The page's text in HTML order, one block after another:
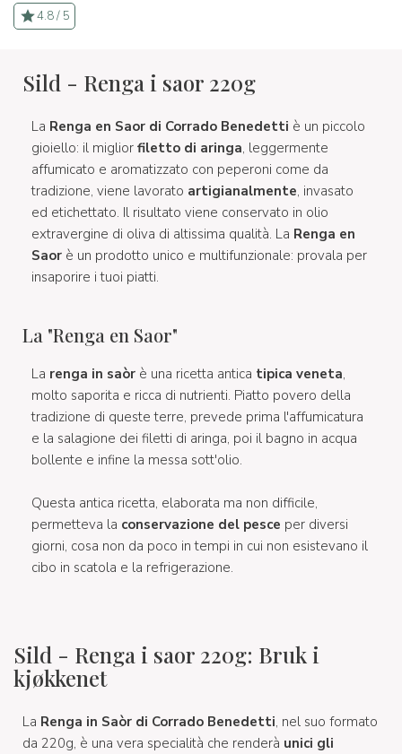
4.8 / 5
Sild - Renga i saor 220g
La Renga en Saor di Corrado Benedetti è un piccolo
gioiello: il miglior filetto di aringa, leggermente
affumicato e aromatizzato con peperoni come da
tradizione, viene lavorato artigianalmente, invasato
ed etichettato. Il risultato viene conservato in olio
extravergine di oliva di altissima qualità. La Renga en
Saor è un prodotto unico e multifunzionale: provala per
insaporire i tuoi piatti.
La "Renga en Saor"
La renga in saòr è una ricetta antica tipica veneta,
molto saporita e ricca di nutrienti. Piatto povero della
tradizione di queste terre, prevede prima l'affumicatura
e la salagione dei filetti di aringa, poi il bagno in acqua
bollente e infine la messa sott'olio.
Questa antica ricetta, elaborata ma non difficile,
permetteva la conservazione del pesce per diversi
giorni, cosa non da poco in tempi in cui non esistevano il
cibo in scatola e la refrigerazione.
Sild - Renga i saor 220g: Bruk i
kjøkkenet
La Renga in Saòr di Corrado Benedetti, nel suo formato
da 220g, è una vera specialità che renderà unici gli